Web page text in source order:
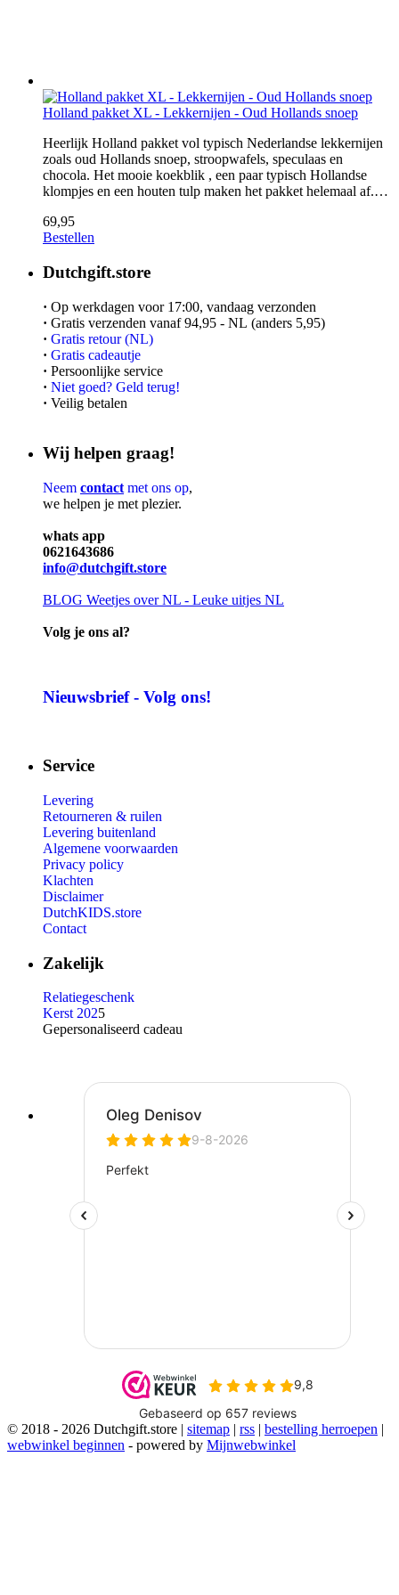
Holland pakket XL - Lekkernijen - Oud Hollands snoep
Heerlijk Holland pakket vol typisch Nederlandse lekkernijen
zoals oud Hollands snoep, stroopwafels, speculaas en
chocola. Het mooie koekblik , een paar typisch Hollandse
klompjes en een houten tulp maken het pakket helemaal af.…
69,95
Bestellen
Dutchgift.store
· Op werkdagen voor 17:00, vandaag verzonden
· Gratis verzenden vanaf 94,95 - NL (anders 5,95)
· Gratis retour (NL)
· Gratis cadeautje
· Persoonlijke service
· Niet goed? Geld terug!
· Veilig betalen
Wij helpen graag!
Neem contact met ons op,
we helpen je met plezier.
whats app
0621643686
info@dutchgift.store
BLOG Weetjes over NL - Leuke uitjes NL
Volg je ons al?
Nieuwsbrief - Volg ons!
Service
Levering
Retourneren & ruilen
Levering buitenland
Algemene voorwaarden
Privacy policy
Klachten
Disclaimer
DutchKIDS.store
Contact
Zakelijk
Relatiegeschenk
Kerst 2025
Gepersonaliseerd cadeau
© 2018 - 2026 Dutchgift.store | sitemap | rss | bestelling herroepen |
webwinkel beginnen - powered by Mijnwebwinkel